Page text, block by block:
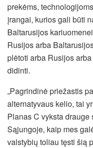
prekėms,
įrangai, kurios gali būti
Baltarusijos
Rusijos arba
plėtoti arba Rusijos
didinti.
„Pagrindinė priežastis
alternatyvaus kelio, tai
Planas C vyksta
Sąjungoje, kaip mes
valstybių toliau tęsti šią